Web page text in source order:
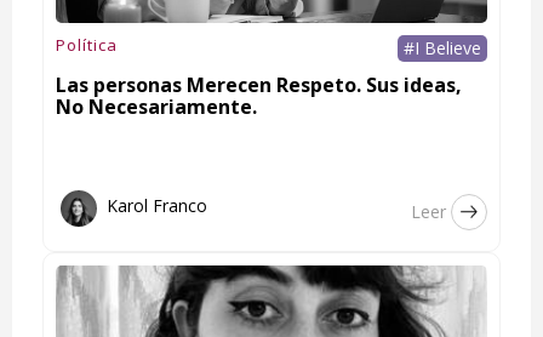
Política #I Believe
Las personas Merecen Respeto. Sus ideas,
No Necesariamente.
Karol Franco Leer